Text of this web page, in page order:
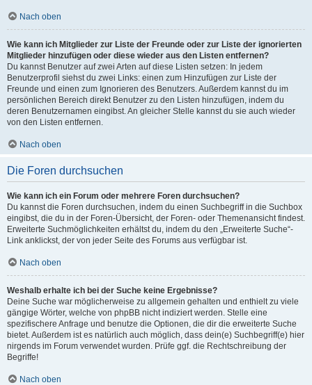
Nach oben
Wie kann ich Mitglieder zur Liste der Freunde oder zur Liste der ignorierten
Mitglieder hinzufügen oder diese wieder aus den Listen entfernen?
Du kannst Benutzer auf zwei Arten auf diese Listen setzen: In jedem
Benutzerprofil siehst du zwei Links: einen zum Hinzufügen zur Liste der
Freunde und einen zum Ignorieren des Benutzers. Außerdem kannst du im
persönlichen Bereich direkt Benutzer zu den Listen hinzufügen, indem du
deren Benutzernamen eingibst. An gleicher Stelle kannst du sie auch wieder
von den Listen entfernen.
Nach oben
Die Foren durchsuchen
Wie kann ich ein Forum oder mehrere Foren durchsuchen?
Du kannst die Foren durchsuchen, indem du einen Suchbegriff in die Suchbox
eingibst, die du in der Foren-Übersicht, der Foren- oder Themenansicht findest.
Erweiterte Suchmöglichkeiten erhältst du, indem du den „Erweiterte Suche“-
Link anklickst, der von jeder Seite des Forums aus verfügbar ist.
Nach oben
Weshalb erhalte ich bei der Suche keine Ergebnisse?
Deine Suche war möglicherweise zu allgemein gehalten und enthielt zu viele
gängige Wörter, welche von phpBB nicht indiziert werden. Stelle eine
spezifischere Anfrage und benutze die Optionen, die dir die erweiterte Suche
bietet. Außerdem ist es natürlich auch möglich, dass dein(e) Suchbegriff(e) hier
nirgends im Forum verwendet wurden. Prüfe ggf. die Rechtschreibung der
Begriffe!
Nach oben